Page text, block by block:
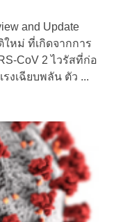
and Update
ใหม่ ที่เกิดจากการ
CoV 2 ไวรัสที่ก่อ
งเฉียบพลัน ตัว ...